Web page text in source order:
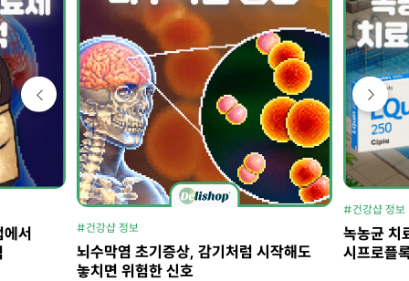
에서
#건강샵 정보
뇌수막염 초기증상, 감기처럼 시작해도
놓치면 위험한 신호
#건강샵 정보
녹농균 치
시프로플